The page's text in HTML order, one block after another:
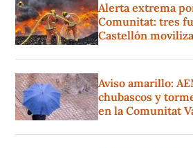
Alerta extrema
Comunitat: tres
Castellón
Aviso amarillo:
chubascos y
en la Comunitat